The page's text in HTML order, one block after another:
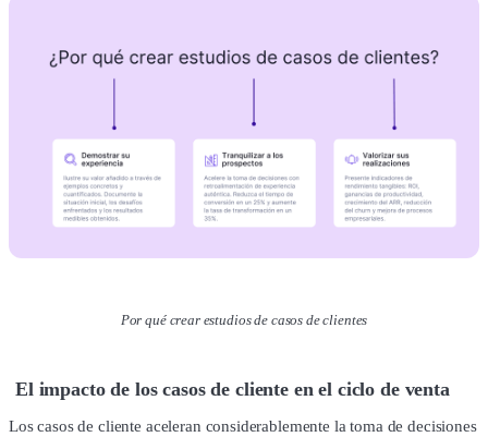
Por qué crear estudios de casos de clientes
El impacto de los casos de cliente en el ciclo de venta
Los casos de cliente aceleran considerablemente la toma de decisiones